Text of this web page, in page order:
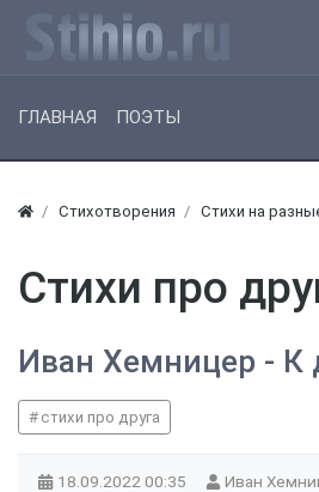
ГЛАВНАЯ ПОЭТЫ
Стихотворения Стихи на
Стихи про
Иван Хемницер - К
стихи про друга
18.09.2022 00:35 Иван